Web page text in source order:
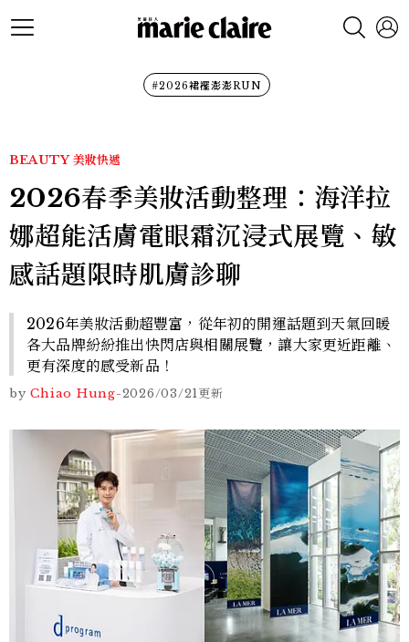
#2026裙襬澎澎RUN
BEAUTY 美妝快遞
2026春季美妝活動整理：海洋拉
娜超能活膚電眼霜沉浸式展覽、敏
感話題限時肌膚診聊
2026年美妝活動超豐富，從年初的開運話題到天氣回暖
各大品牌紛紛推出快閃店與相關展覽，讓大家更近距離、
更有深度的感受新品！
by Chiao Hung-2026/03/21更新